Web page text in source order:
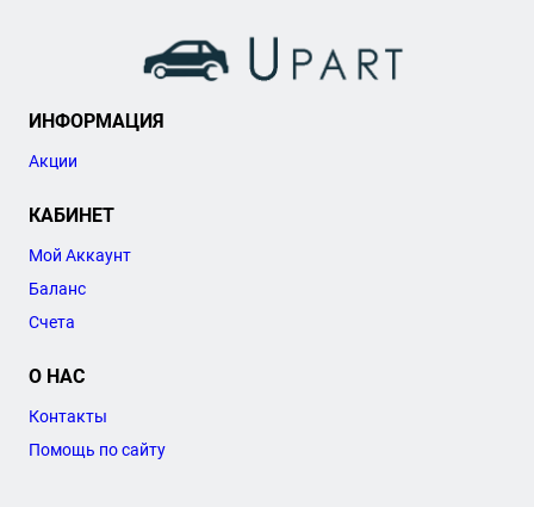
ИНФОРМАЦИЯ
Акции
КАБИНЕТ
Мой Аккаунт
Баланс
Счета
О НАС
Контакты
Помощь по сайту